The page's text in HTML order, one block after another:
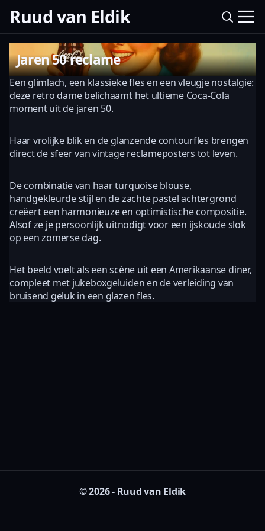
Ruud van Eldik
Jaren 50 reclame
Een glimlach, een klassieke fles en een vleugje nostalgie:
deze retro dame belichaamt het ultieme Coca-Cola
moment uit de jaren 50.
Haar vrolijke blik en de glanzende contourfles brengen
direct de sfeer van vintage reclameposters tot leven.
De combinatie van haar turquoise blouse,
handgekleurde stijl en de zachte pastel achtergrond
creëert een harmonieuze en optimistische compositie.
Alsof ze je persoonlijk uitnodigt voor een ijskoude slok
op een zomerse dag.
Het beeld voelt als een scène uit een Amerikaanse diner,
compleet met jukeboxgeluiden en de verleiding van
bruisend geluk in een glazen fles.
© 2026 - Ruud van Eldik